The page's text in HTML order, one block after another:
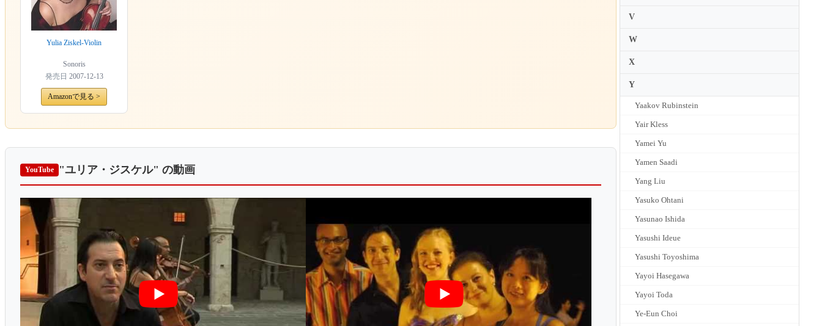
Yulia Ziskel-Violin
Sonoris
発売日 2007-12-13
Amazonで見る >
YouTube "ユリア・ジスケル" の動画
V
W
X
Y
Yaakov Rubinstein
Yair Kless
Yamei Yu
Yamen Saadi
Yang Liu
Yasuko Ohtani
Yasunao Ishida
Yasushi Ideue
Yasushi Toyoshima
Yayoi Hasegawa
Yayoi Toda
Ye-Eun Choi